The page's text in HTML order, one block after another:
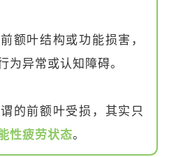
额叶结构或功能损害，
为异常或认知障碍。
的前额叶受损，其实只
性疲劳状态。